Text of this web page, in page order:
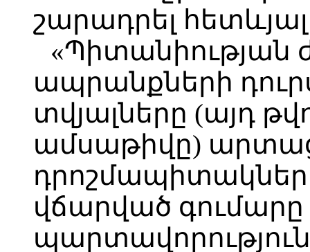
շարադրել
«Պիտանիության
ապրանքների
տվյալները (այդ
ամսաթիվը)
վճարված